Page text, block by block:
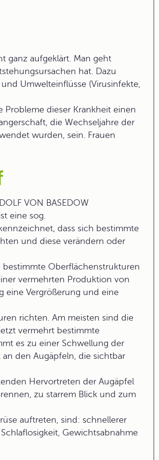
ganz aufgeklärt. Man geht
hat. Dazu
Umwelteinflüsse (Virusinfekte,
dieser Krankheit einen
die Wechseljahre der
wurden, sein. Frauen
VON BASEDOW
eine sog.
dass sich bestimmte
und diese verändern oder
bestimmte Oberflächenstrukturen
vermehrten Produktion von
eine Vergrößerung und eine
richten. Am meisten sind die
vermehrt bestimmte
es zu einer Schwellung der
den Augäpfeln, die sichtbar
Hervortreten der Augäpfel
zu starrem Blick und zum
auftreten, sind: schnellerer
Gewichtsabnahme